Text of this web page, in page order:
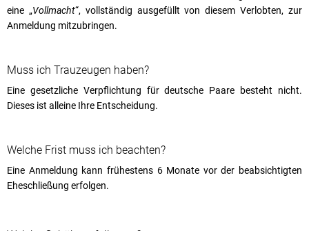
eine „Vollmacht“, vollständig ausgefüllt von diesem Verlobten, zur
Anmeldung mitzubringen.
Muss ich Trauzeugen haben?
Eine gesetzliche Verpflichtung für deutsche Paare besteht nicht.
Dieses ist alleine Ihre Entscheidung.
Welche Frist muss ich beachten?
Eine Anmeldung kann frühestens 6 Monate vor der beabsichtigten
Eheschließung erfolgen.